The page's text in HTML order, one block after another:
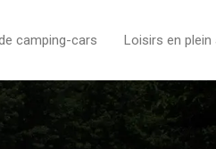
camping-cars Loisirs en plein